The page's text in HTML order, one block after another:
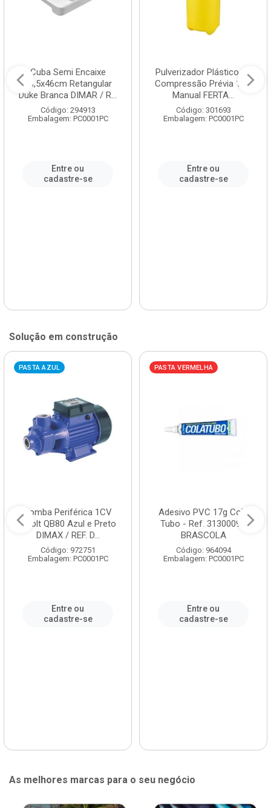
Cuba Semi Encaixe
58,5x46cm Retangular
Duke Branca DIMAR / R...
Código: 294913
Embalagem: PC0001PC
Entre ou
cadastre-se
Pulverizador Plástico de
Compressão Prévia 1,5L
Manual FERTA...
Código: 301693
Embalagem: PC0001PC
Entre ou
cadastre-se
Solução em construção
PASTA AZUL
Bomba Periférica 1CV
Bivolt QB80 Azul e Preto
DIMAX / REF. D...
Código: 972751
Embalagem: PC0001PC
Entre ou
cadastre-se
PASTA VERMELHA
Adesivo PVC 17g Cola
Tubo - Ref. 3130009 -
BRASCOLA
Código: 964094
Embalagem: PC0001PC
Entre ou
cadastre-se
As melhores marcas para o seu negócio